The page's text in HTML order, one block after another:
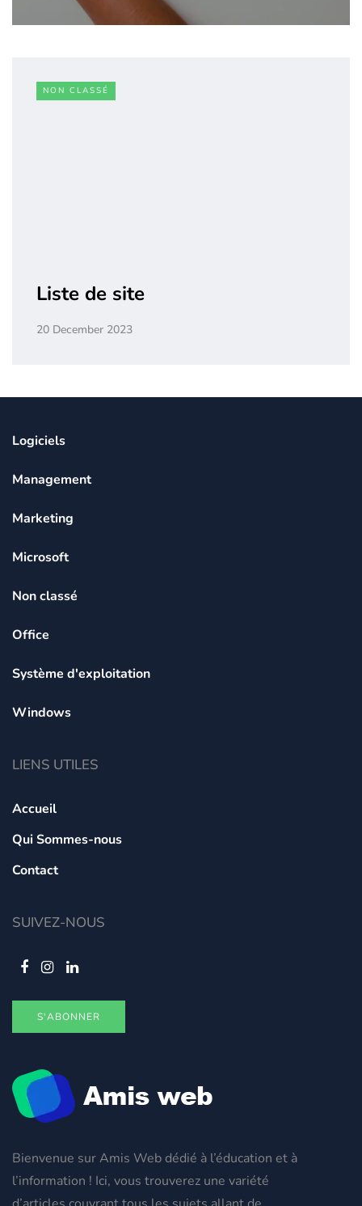
NON CLASSÉ
Liste de site
20 December 2023
Bienvenue sur Amis Web dédié à l’éducation et à
l’information ! Ici, vous trouverez une variété
Logiciels
Management
Marketing
Microsoft
Non classé
Office
Système d'exploitation
Windows
LIENS UTILES
Accueil
Qui Sommes-nous
Contact
SUIVEZ-NOUS
S'ABONNER